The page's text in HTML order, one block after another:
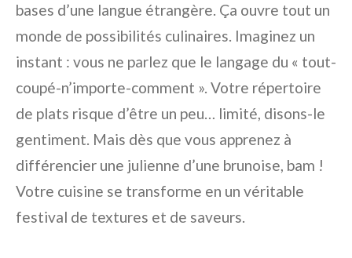
bases d’une langue étrangère. Ça ouvre tout un
monde de possibilités culinaires. Imaginez un
instant : vous ne parlez que le langage du « tout-
coupé-n’importe-comment ». Votre répertoire
de plats risque d’être un peu… limité, disons-le
gentiment. Mais dès que vous apprenez à
différencier une julienne d’une brunoise, bam !
Votre cuisine se transforme en un véritable
festival de textures et de saveurs.